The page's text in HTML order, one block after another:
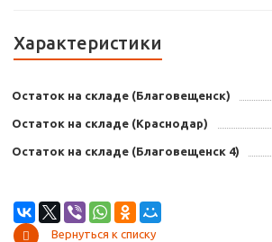
Характеристики
Остаток на складе (Благовещенск)
Остаток на складе (Краснодар)
Остаток на складе (Благовещенск 4)
Вернуться к списку